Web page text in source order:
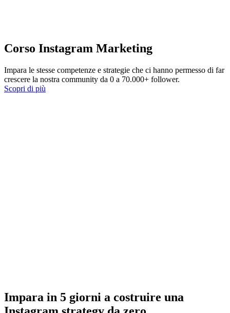
Corso Instagram Marketing
Impara le stesse competenze e strategie che ci hanno permesso di far
crescere la nostra community da 0 a 70.000+ follower.
Scopri di più
Impara in 5 giorni a costruire una